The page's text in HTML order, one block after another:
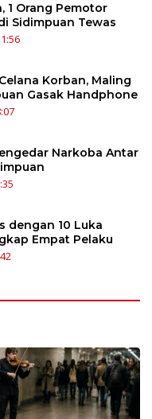
1 Orang Pemotor
Sidimpuan Tewas
Korban, Maling
Gasak Handphone
Narkoba Antar
dengan 10 Luka
Empat Pelaku